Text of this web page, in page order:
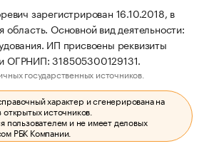
зарегистрирован 16.10.2018, в
Основной вид деятельности:
ИП присвоены реквизиты
318505300129131.
государственных источников.
характер и сгенерирована на
источников.
пользователем и не имеет деловых
РБК Компании.